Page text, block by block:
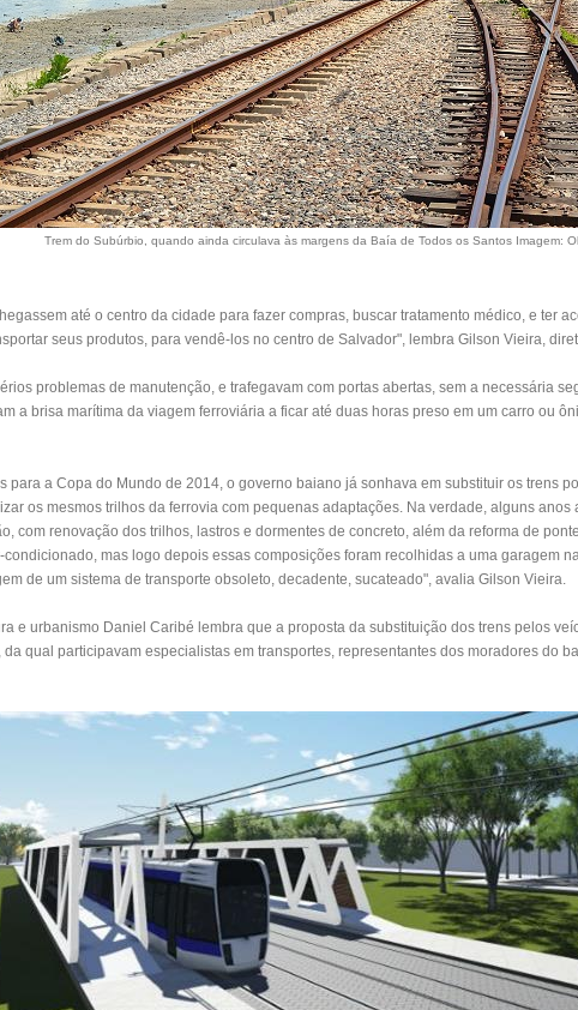
Trem do Subúrbio, quando ainda circulava às margens da Baía de Todos os Santos Imagem:
até o centro da cidade para fazer compras, buscar tratamento médico, e ter
seus produtos, para vendê-los no centro de Salvador", lembra Gilson Vieira,
problemas de manutenção, e trafegavam com portas abertas, sem a necessária
a brisa marítima da viagem ferroviária a ficar até duas horas preso em um carro ou
para a Copa do Mundo de 2014, o governo baiano já sonhava em substituir os trens
os mesmos trilhos da ferrovia com pequenas adaptações. Na verdade, alguns
com renovação dos trilhos, lastros e dormentes de concreto, além da reforma de
mas logo depois essas composições foram recolhidas a uma garagem
de um sistema de transporte obsoleto, decadente, sucateado", avalia Gilson Vieira.
e urbanismo Daniel Caribé lembra que a proposta da substituição dos trens pelos
qual participavam especialistas em transportes, representantes dos moradores do